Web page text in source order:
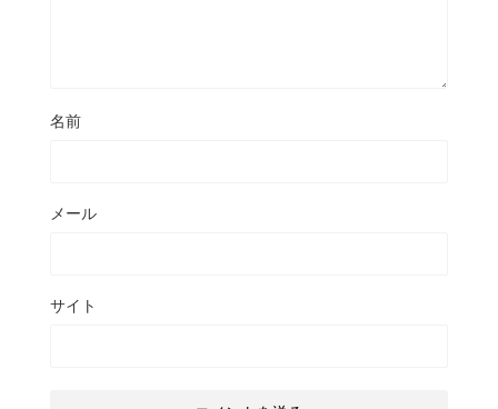
名前
メール
サイト